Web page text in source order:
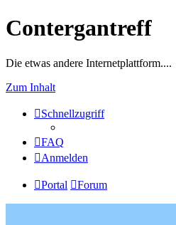
Contergantreff
Die etwas andere Internetplattform....
Zum Inhalt
Schnellzugriff
FAQ
Anmelden
Portal Forum